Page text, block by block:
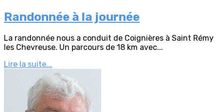
Randonnée à la journée
La randonnée nous a conduit de Coignières à Saint Rémy
les Chevreuse. Un parcours de 18 km avec...
Lire la suite...